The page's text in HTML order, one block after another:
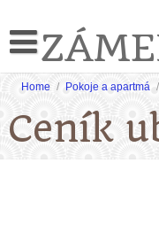
Home / Pokoje a apartmá /
Ceník